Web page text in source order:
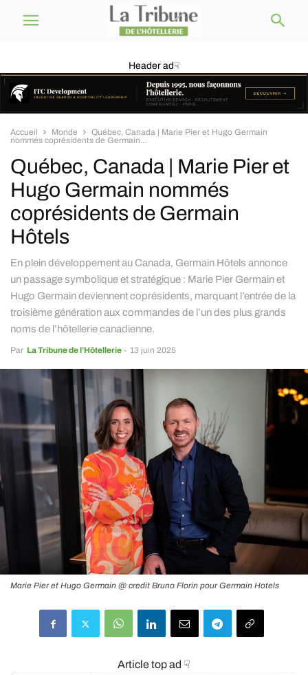
Header ad☟
Accueil Monde
Québec, Canada | Marie Pier et Hugo Germain
nommés coprésidents de Germain...
Québec, Canada | Marie Pier et
Hugo Germain nommés
coprésidents de Germain
Hôtels
En plein développement au Canada, Germain Hôtels annonce
un passage symbolique et stratégique : Marie Pier Germain et
Hugo Germain deviennent coprésidents, marquant l’entrée de la
troisième génération aux commandes de l’un des plus grands
noms de l’hôtellerie canadienne.
Par La Tribune de l’Hôtellerie - 13 juin 2025
Marie Pier et Hugo Germain @ credit Bruno Florin pour Germain Hotels
Article top ad ☟